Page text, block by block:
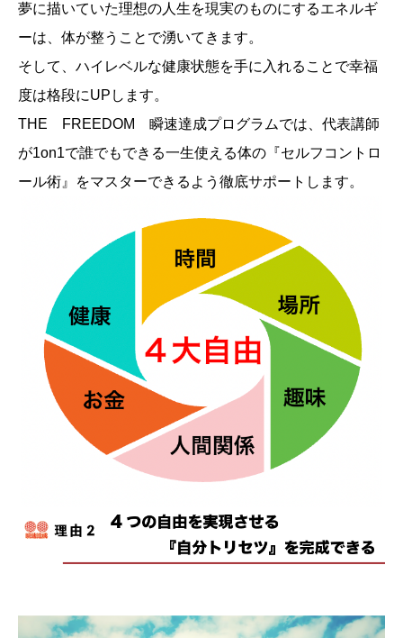
夢に描いていた理想の人生を現実のものにするエネルギ
ーは、体が整うことで湧いてきます。
そして、ハイレベルな健康状態を手に入れることで幸福
度は格段にUPします。
THE FREEDOM 瞬速達成プログラムでは、代表講師
が1on1で誰でもできる一生使える体の『セルフコントロ
ール術』をマスターできるよう徹底サポートします。